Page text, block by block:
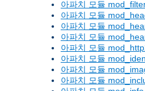
아파치 모듈
아파치 모듈
아파치 모듈
아파치 모듈
아파치 모듈
아파치 모듈
아파치 모듈
아파치 모듈